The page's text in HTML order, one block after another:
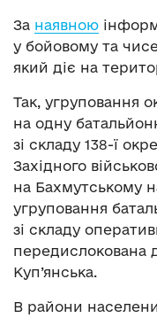
За наявною
у бойовому та
який діє на
Так, угруповання
на одну
зі складу 138-ї
Західного
на Бахмутському
угруповання
зі складу
передислокована
Куп’янська.
В райони